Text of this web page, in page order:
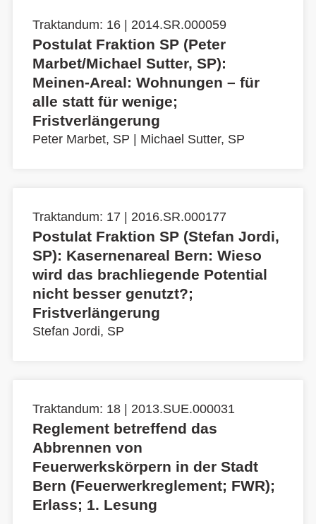
Traktandum: 16 | 2014.SR.000059
Postulat Fraktion SP (Peter
Marbet/Michael Sutter, SP):
Meinen-Areal: Wohnungen – für
alle statt für wenige;
Fristverlängerung
Peter Marbet, SP Michael Sutter, SP
Traktandum: 17 | 2016.SR.000177
Postulat Fraktion SP (Stefan Jordi,
SP): Kasernenareal Bern: Wieso
wird das brachliegende Potential
nicht besser genutzt?;
Fristverlängerung
Stefan Jordi, SP
Traktandum: 18 | 2013.SUE.000031
Reglement betreffend das
Abbrennen von
Feuerwerkskörpern in der Stadt
Bern (Feuerwerkreglement; FWR);
Erlass; 1. Lesung